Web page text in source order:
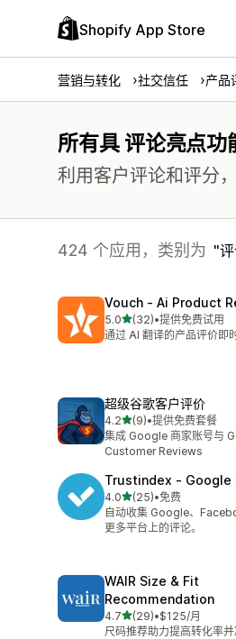
Shopify App Store
营销与转化 社交信任 产品
所有具 评论亮点功
利用客户评论和评分
424 个应用，类别为
Vouch ‑ Ai Product
5.0星（满分 5 星）
(32)
总共 32 条评论
•提供免费试用
通过 AI 翻译的产品评价即
超级谷歌客户评价
4.2星（满分 5 星）
(9)
总共 9 条评论
•提供免费套餐
集成 Google 商家账号与
Customer Reviews
Trustindex ‑ Google
4.0星（满分 5 星）
(25)
总共 25 条评论
•免费
自动收集 Google、
更多平台上的评论。
WAIR Size & Fit
Recommendation
4.7星（满分 5 星）
(29)
总共 29 条评论
•$125/月
尺码推荐助力提高转化率